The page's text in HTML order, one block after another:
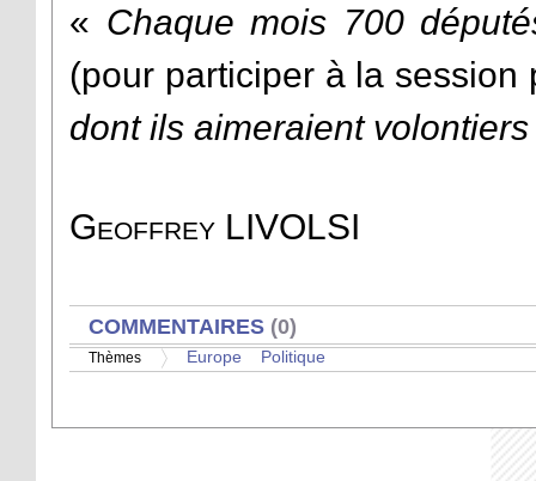
« Chaque mois 700
(pour participer à la
dont ils aimeraient
Geoffrey LIVOLSI
AFFICHER
COMMENTAIRES (0)
Thèmes Europe Politique